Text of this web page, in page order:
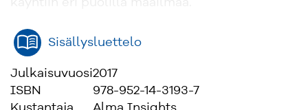
Kirja on ainutlaatuinen opas, jonka avulla
johtajat, tiimit ja organisaatiot oppivat luomaan
uutta markkinatilaa ja synnyttämään kasvua.
Kirja valaa uskoa menestykseen jokaiselle, joka
lähtee omalle matkalle siniselle merelle.
Sisällysluettelo
Julkaisuvuosi2017
ISBN
978-952-14-3193-7